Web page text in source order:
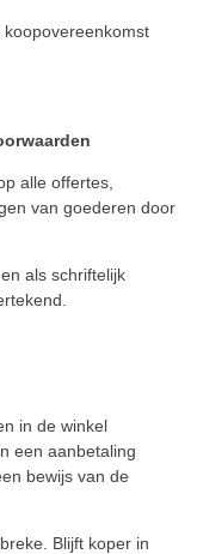
alle offertes,
van goederen door
als schriftelijk
in de winkel
een aanbetaling
bewijs van de
Blijft koper in